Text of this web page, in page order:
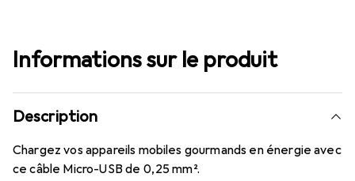
Informations sur le produit
Description
Chargez vos appareils mobiles gourmands en énergie avec
ce câble Micro-USB de 0,25 mm².